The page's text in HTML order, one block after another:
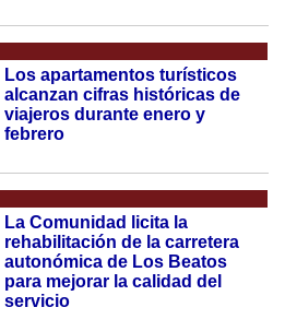
Los apartamentos turísticos
alcanzan cifras históricas de
viajeros durante enero y
febrero
La Comunidad licita la
rehabilitación de la carretera
autonómica de Los Beatos
para mejorar la calidad del
servicio